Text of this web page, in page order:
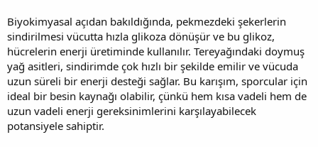
Biyokimyasal açıdan bakıldığında, pekmezdeki şekerlerin
sindirilmesi vücutta hızla glikoza dönüşür ve bu glikoz,
hücrelerin enerji üretiminde kullanılır. Tereyağındaki doymuş
yağ asitleri, sindirimde çok hızlı bir şekilde emilir ve vücuda
uzun süreli bir enerji desteği sağlar. Bu karışım, sporcular için
ideal bir besin kaynağı olabilir, çünkü hem kısa vadeli hem de
uzun vadeli enerji gereksinimlerini karşılayabilecek
potansiyele sahiptir.